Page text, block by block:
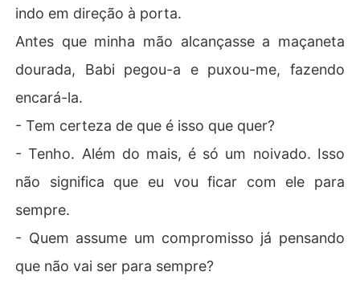
indo em direção à porta.
Antes que minha mão alcançasse a maçaneta
dourada, Babi pegou-a e puxou-me, fazendo
encará-la.
- Tem certeza de que é isso que quer?
- Tenho. Além do mais, é só um noivado. Isso
não significa que eu vou ficar com ele para
sempre.
- Quem assume um compromisso já pensando
que não vai ser para sempre?